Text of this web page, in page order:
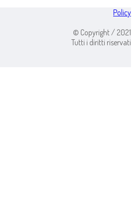
Policy
© Copyright / 2021
Tutti i diritti riservati